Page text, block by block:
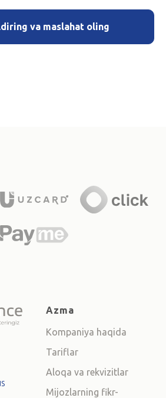
va maslahat oling
Azma
Kompaniya haqida
Tariflar
Aloqa va rekvizitlar
Mijozlarning fikr-